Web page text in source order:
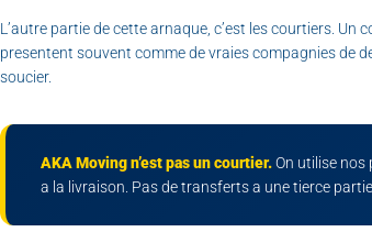
L’autre partie de cette arnaque, c’est les courtiers.
presentent souvent comme de vraies compagnies de
soucier.
AKA Moving n’est pas un courtier.On utilise nos
a la livraison. Pas de transferts a une tierce